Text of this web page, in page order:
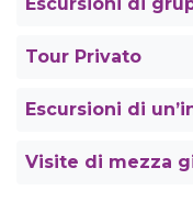
Tour Privato
Escursioni di
Visite di mezza